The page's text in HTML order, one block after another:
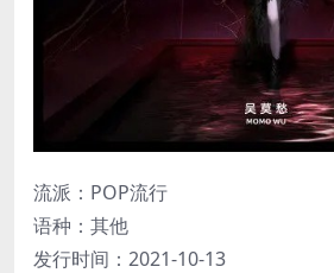
流派：POP流行
语种：其他
发行时间：2021-10-13